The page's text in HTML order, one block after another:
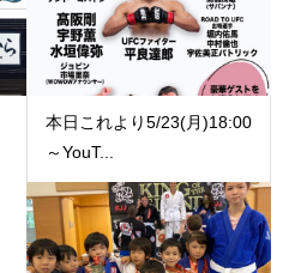
本日これより5/23(月)18:00
～YouT...